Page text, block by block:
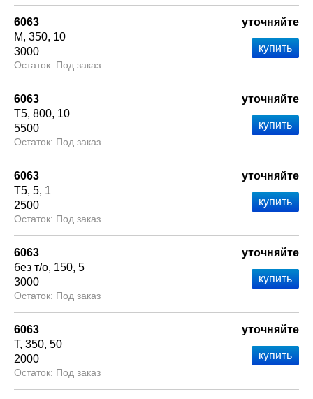
6063
М 350 10
3000
Под заказ
уточняйте
6063
Т5 800 10
5500
Под заказ
уточняйте
6063
Т5 5 1
2500
Под заказ
уточняйте
6063
без т/о 150 5
3000
Под заказ
уточняйте
6063
Т 350 50
2000
Под заказ
уточняйте